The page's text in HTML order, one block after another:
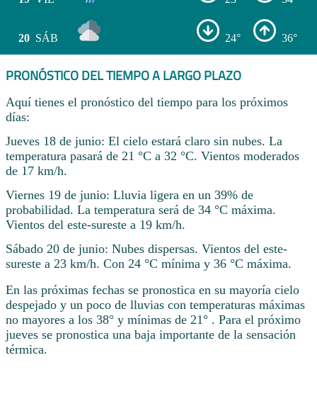
20 SÁB 24° 36°
PRONÓSTICO DEL TIEMPO A LARGO PLAZO
Aquí tienes el pronóstico del tiempo para los próximos
días:
Jueves 18 de junio: El cielo estará claro sin nubes. La
temperatura pasará de 21 °C a 32 °C. Vientos moderados
de 17 km/h.
Viernes 19 de junio: Lluvia ligera en un 39% de
probabilidad. La temperatura será de 34 °C máxima.
Vientos del este-sureste a 19 km/h.
Sábado 20 de junio: Nubes dispersas. Vientos del este-
sureste a 23 km/h. Con 24 °C mínima y 36 °C máxima.
En las próximas fechas se pronostica en su mayoría cielo
despejado y un poco de lluvias con temperaturas máximas
no mayores a los 38° y mínimas de 21° . Para el próximo
jueves se pronostica una baja importante de la sensación
térmica.